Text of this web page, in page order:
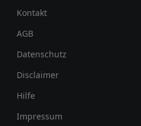
Kontakt
AGB
Datenschutz
Disclaimer
Hilfe
Impressum